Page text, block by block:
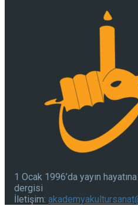
1 Ocak 1996’da yayın
dergisi
İletişim: